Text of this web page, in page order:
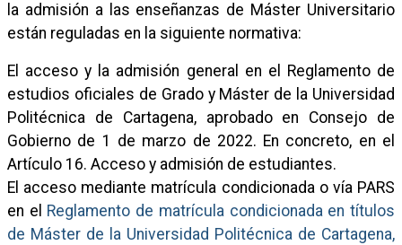
la admisión a las enseñanzas de Máster Universitario
están reguladas en la siguiente normativa:
El acceso y la admisión general en el Reglamento de
estudios oficiales de Grado y Máster de la Universidad
Politécnica de Cartagena, aprobado en Consejo de
Gobierno de 1 de marzo de 2022. En concreto, en el
Artículo 16. Acceso y admisión de estudiantes.
El acceso mediante matrícula condicionada o vía PARS
en el Reglamento de matrícula condicionada en títulos
de Máster de la Universidad Politécnica de Cartagena,